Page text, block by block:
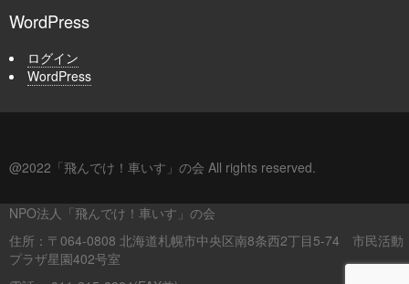
WordPress
ログイン
WordPress
@2022「飛んでけ！車いす」の会 All rights reserved.
NPO法人「飛んでけ！車いす」の会
住所：〒064-0808 北海道札幌市中央区南8条西2丁目5-74 市民活動
プラザ星園402号室